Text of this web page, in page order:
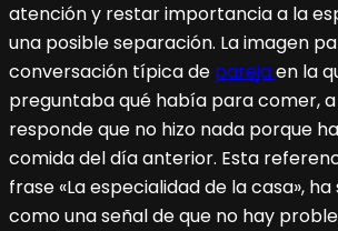
atención y restar importancia a la
una posible separación. La imagen
conversación típica de parejaen la
preguntaba qué había para comer, a
responde que no hizo nada porque
comida del día anterior. Esta
frase «La especialidad de la casa»,
como una señal de que no hay